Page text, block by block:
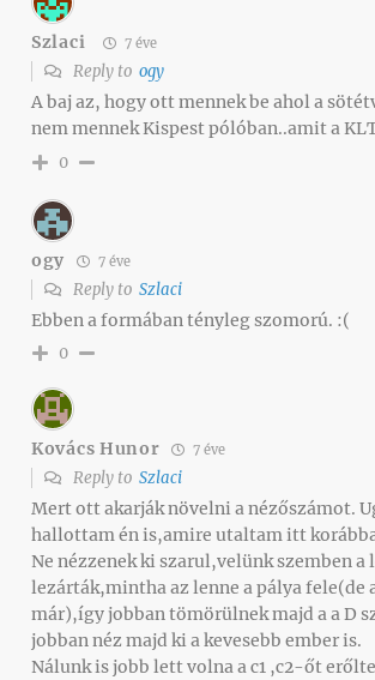
Szlaci 7 éve
Reply to ogy
A baj az, hogy ott mennek be ahol a
nem mennek Kispest pólóban..amit a
0
ogy 7 éve
Reply to Szlaci
Ebben a formában tényleg szomorú. :(
0
Kovács Hunor 7 éve
Reply to Szlaci
Mert ott akarják növelni a nézőszámot.
hallottam én is,amire utaltam itt
Ne nézzenek ki szarul,velünk szemben a
lezárták,mintha az lenne a pálya fele(de
már),így jobban tömörülnek majd a a D
jobban néz majd ki a kevesebb ember is.
Nálunk is jobb lett volna a c1 ,c2-őt